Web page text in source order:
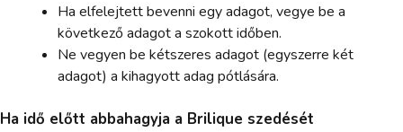
Ha elfelejtett bevenni egy adagot, vegye be a
következő adagot a szokott időben.
Ne vegyen be kétszeres adagot (egyszerre két
adagot) a kihagyott adag pótlására.
Ha idő előtt abbahagyja a Brilique szedését